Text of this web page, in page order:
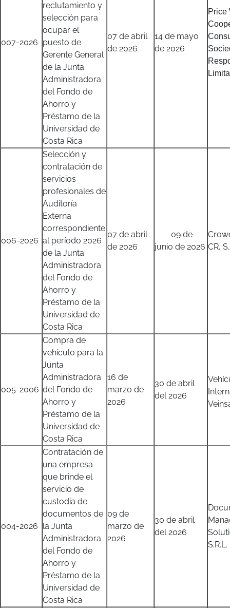
007-2026
reclutamiento y
selección para
ocupar el
puesto de
Gerente General
de la Junta
Administradora
del Fondo de
Ahorro y
Préstamo de la
Universidad de
Costa Rica
07 de abril
de 2026
14 de mayo
de 2026
Price
006-2026
Selección y
contratación de
servicios
profesionales de
Auditoría
Externa
correspondiente
al período 2026
de la Junta
Administradora
del Fondo de
Ahorro y
Préstamo de la
Universidad de
Costa Rica
07 de abril
de 2026
09 de
junio de 2026 CR,
005-2006
Compra de
vehículo para la
Junta
Administradora
del Fondo de
Ahorro y
Préstamo de la
Universidad de
Costa Rica
16 de
marzo de
2026
30 de abril
del 2026
004-2026
Contratación de
una empresa
que brinde el
servicio de
custodia de
documentos de
la Junta
Administradora
del Fondo de
Ahorro y
Préstamo de la
Universidad de
Costa Rica
09 de
marzo de
2026
30 de abril
del 2026
S.R.L.